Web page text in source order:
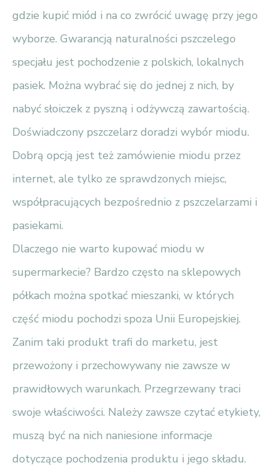
gdzie kupić miód i na co zwrócić uwagę przy jego
wyborze. Gwarancją naturalności pszczelego
specjału jest pochodzenie z polskich, lokalnych
pasiek. Można wybrać się do jednej z nich, by
nabyć słoiczek z pyszną i odżywczą zawartością.
Doświadczony pszczelarz doradzi wybór miodu.
Dobrą opcją jest też zamówienie miodu przez
internet, ale tylko ze sprawdzonych miejsc,
współpracujących bezpośrednio z pszczelarzami i
pasiekami.
Dlaczego nie warto kupować miodu w
supermarkecie? Bardzo często na sklepowych
półkach można spotkać mieszanki, w których
część miodu pochodzi spoza Unii Europejskiej.
Zanim taki produkt trafi do marketu, jest
przewożony i przechowywany nie zawsze w
prawidłowych warunkach. Przegrzewany traci
swoje właściwości. Należy zawsze czytać etykiety,
muszą być na nich naniesione informacje
dotyczące pochodzenia produktu i jego składu.